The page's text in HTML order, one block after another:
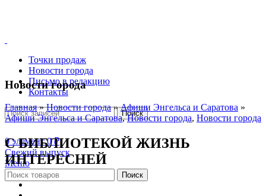
Точки продаж
Новости города
Письмо в редакцию
Контакты
Поиск
0элемент 0₽
Свежий выпуск
Меню
Поиск
Новости города
Главная»Новости города»Афиши Энгельса и Саратова »
Афиши Энгельса и Саратова,Новости города, Новости города
С БИБЛИОТЕКОЙ ЖИЗНЬ
ИНТЕРЕСНЕЙ